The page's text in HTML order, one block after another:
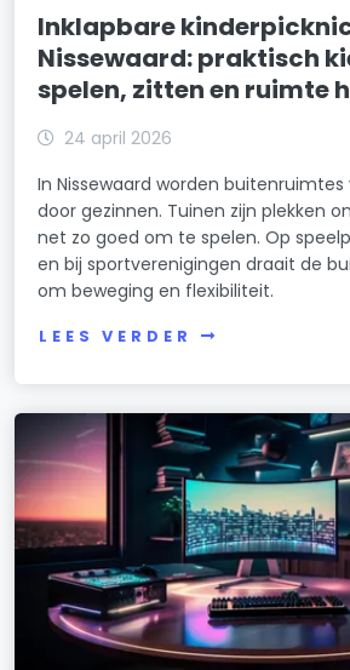
Inklapbare
Nissewaard: praktisch
spelen, zitten en ruimte
24 april 2026
In Nissewaard worden
door gezinnen. Tuinen zijn plekken
net zo goed om te spelen. Op
en bij sportverenigingen draait de
om beweging en flexibiliteit.
LEES VERDER